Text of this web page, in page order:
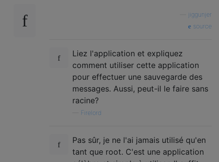
jiggunjer
source
Liez l'application et expliquez
comment utiliser cette application
pour effectuer une sauvegarde des
messages. Aussi, peut-il le faire sans
racine?
Firelord
Pas sûr, je ne l'ai jamais utilisé qu'en
tant que root. C'est une application